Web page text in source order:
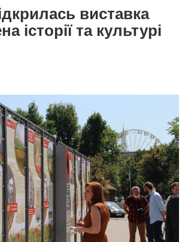
виставка
історії та культурі